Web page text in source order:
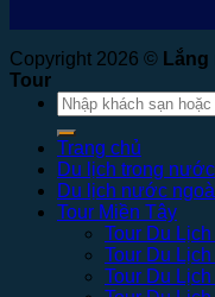
Copyright 2026 ©
Tour
Tìm
kiếm:
Trang chủ
Du lịch trong nước
Du lịch nước
Tour Miền Tây
Tour Du
Tour Du
Tour Du